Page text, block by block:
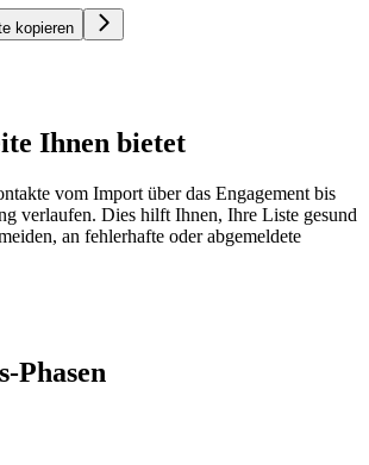
kopieren
Ihnen bietet
vom Import über das Engagement bis
verlaufen. Dies hilft Ihnen, Ihre Liste gesund
an fehlerhafte oder abgemeldete
Phasen